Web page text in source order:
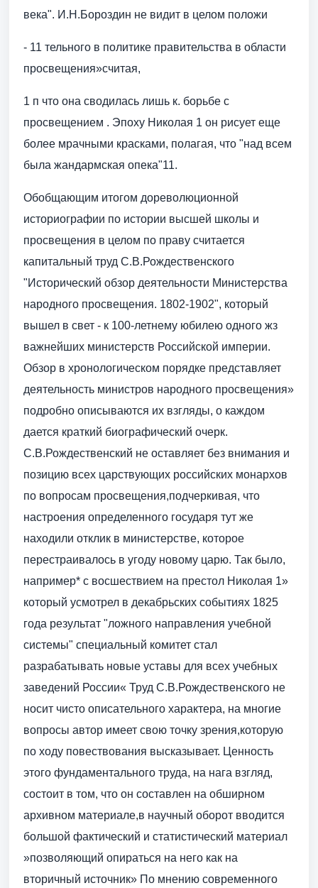
века". И.Н.Бороздин не видит в целом положи
- 11 тельного в политике правительства в области
просвещения»считая,
1 п что она сводилась лишь к. борьбе с
просвещением . Эпоху Николая 1 он рисует еще
более мрачными красками, полагая, что "над всем
была жандармская опека"11.
Обобщающим итогом дореволюционной
историографии по истории высшей школы и
просвещения в целом по праву считается
капитальный труд С.В.Рождественского
"Исторический обзор деятельности Министерства
народного просвещения. 1802-1902", который
вышел в свет - к 100-летнему юбилею одного жз
важнейших министерств Российской империи.
Обзор в хронологическом порядке представляет
деятельность министров народного просвещения»
подробно описываются их взгляды, о каждом
дается краткий биографический очерк.
С.В.Рождественский не оставляет без внимания и
позицию всех царствующих российских монархов
по вопросам просвещения,подчеркивая, что
настроения определенного государя тут же
находили отклик в министерстве, которое
перестраивалось в угоду новому царю. Так было,
например* с восшествием на престол Николая 1»
который усмотрел в декабрьских событиях 1825
года результат "ложного направления учебной
системы" специальный комитет стал
разрабатывать новые уставы для всех учебных
заведений России« Труд С.В.Рождественского не
носит чисто описательного характера, на многие
вопросы автор имеет свою точку зрения,которую
по ходу повествования высказывает. Ценность
этого фундаментального труда, на нага взгляд,
состоит в том, что он составлен на обширном
архивном материале,в научный оборот вводится
большой фактический и статистический материал
»позволяющий опираться на него как на
вторичный источник» По мнению современного